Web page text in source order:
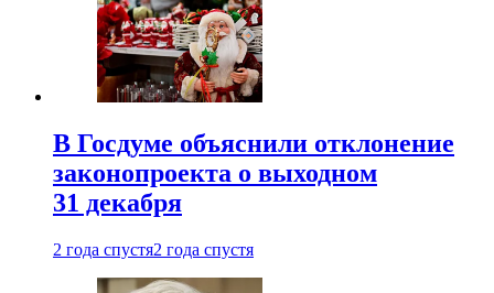
В Госдуме объяснили отклонение
законопроекта о выходном
31 декабря
2 года спустя2 года спустя